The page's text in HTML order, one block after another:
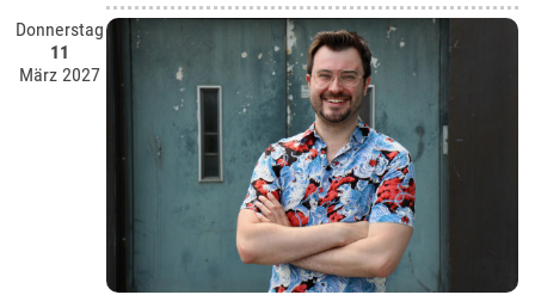
Donnerstag
11
März 2027